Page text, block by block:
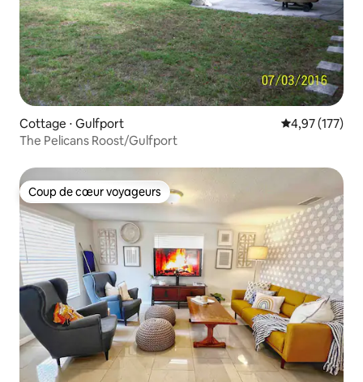
Cottage ⋅ Gulfport Évaluation
4,97 (177)
The Pelicans Roost/Gulfport
Coup de cœur voyageurs
Coup de cœur voyageurs